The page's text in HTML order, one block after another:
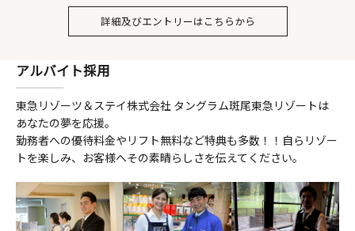
ABOUT TANGRAM
2026 / 8
Sun Mon
26 27 28 29 30 31 1
2 3 4 5 6 7 8
詳細及びエントリーはこちらから
アルバイト採用
東急リゾーツ＆ステイ株式会社 タングラム斑尾東急リゾートは
あなたの夢を応援。
勤務者への優待料金やリフト無料など特典も多数！！自らリゾー
トを楽しみ、お客様へその素晴らしさを伝えてください。